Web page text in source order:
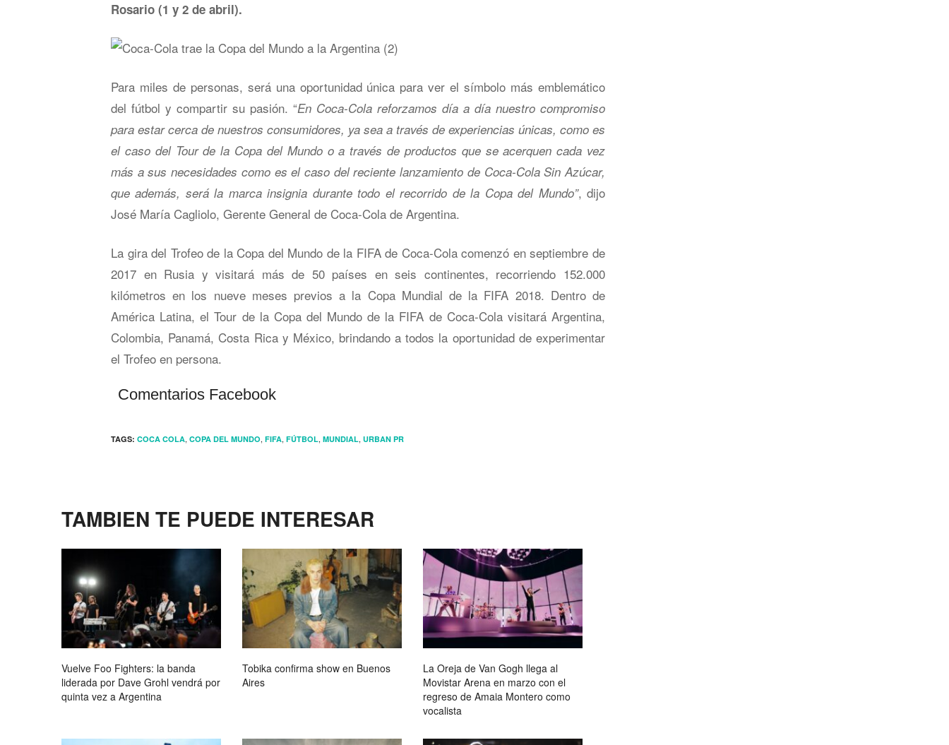
Rosario (1 y 2 de abril).
Para miles de personas, será una oportunidad única para ver el símbolo más emblemático
del fútbol y compartir su pasión. “En Coca-Cola reforzamos día a día nuestro compromiso
para estar cerca de nuestros consumidores, ya sea a través de experiencias únicas, como es
el caso del Tour de la Copa del Mundo o a través de productos que se acerquen cada vez
más a sus necesidades como es el caso del reciente lanzamiento de Coca-Cola Sin Azúcar,
que además, será la marca insignia durante todo el recorrido de la Copa del Mundo”, dijo
José María Cagliolo, Gerente General de Coca-Cola de Argentina.
La gira del Trofeo de la Copa del Mundo de la FIFA de Coca-Cola comenzó en septiembre de
2017 en Rusia y visitará más de 50 países en seis continentes, recorriendo 152.000
kilómetros en los nueve meses previos a la Copa Mundial de la FIFA 2018. Dentro de
América Latina, el Tour de la Copa del Mundo de la FIFA de Coca-Cola visitará Argentina,
Colombia, Panamá, Costa Rica y México, brindando a todos la oportunidad de experimentar
el Trofeo en persona.
Comentarios Facebook
TAGS: COCA COLA, COPA DEL MUNDO, FIFA, FÚTBOL, MUNDIAL, URBAN PR
TAMBIEN TE PUEDE INTERESAR
Vuelve Foo Fighters: la banda
liderada por Dave Grohl vendrá por
quinta vez a Argentina
Tobika confirma show en Buenos
Aires
La Oreja de Van Gogh llega al
Movistar Arena en marzo con el
regreso de Amaia Montero como
vocalista